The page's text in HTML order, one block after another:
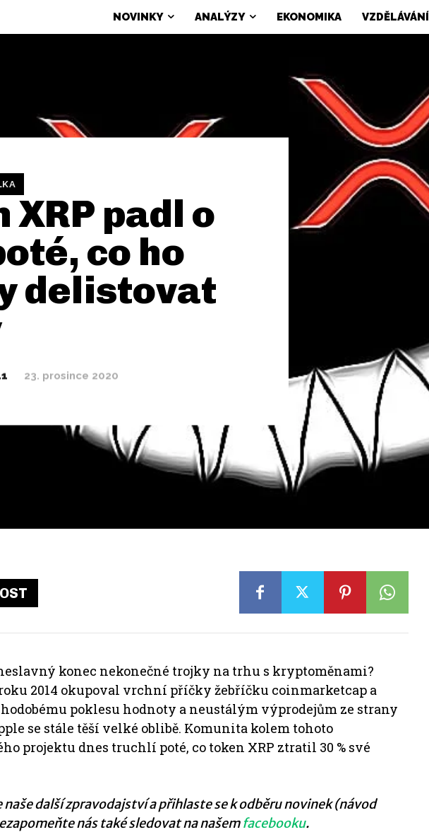
NOVINKY ANALÝZY EKONOMIKA VZDĚLÁVÁNÍ
XRP padl o
co ho
delistovat
23. prosince 2020
konec nekonečné trojky na trhu s kryptoměnami?
roku 2014 okupoval vrchní příčky žebříčku coinmarketcap a
poklesu hodnoty a neustálým výprodejům ze strany
se stále těší velké oblibě. Komunita kolem tohoto
projektu dnes truchlí poté, co token XRP ztratil 30 % své
další zpravodajství a přihlaste se k odběru novinek (návod
nás také sledovat na našemfacebooku.